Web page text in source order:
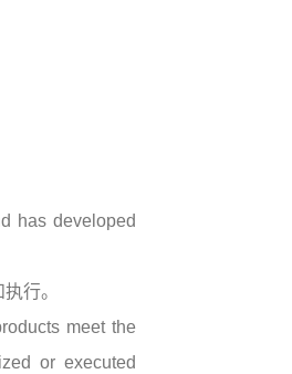
has developed
行。
meet the
or executed